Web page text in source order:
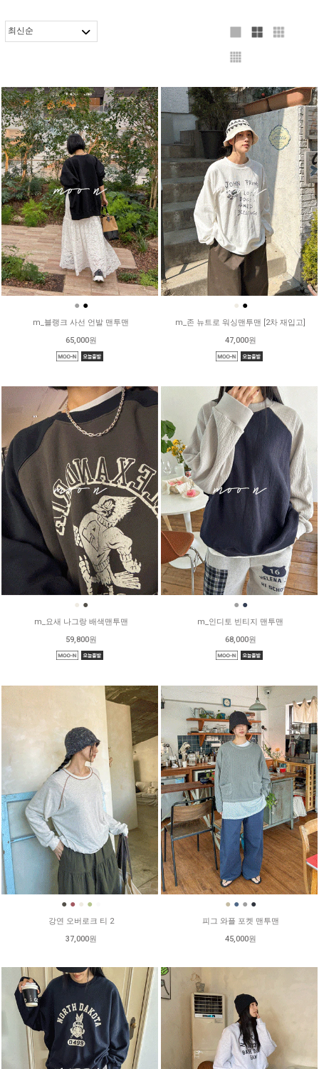
● ●
m_블랭크 사선 언발 맨투맨
65,000원
● ●
m_존 뉴트로 워싱맨투맨 [2차 재입고]
47,000원
● ●
m_요새 나그랑 배색맨투맨
59,800원
● ●
m_인디토 빈티지 맨투맨
68,000원
● ● ● ●
강연 오버로크 티 2
37,000원
● ● ● ●
피그 와플 포켓 맨투맨
45,000원